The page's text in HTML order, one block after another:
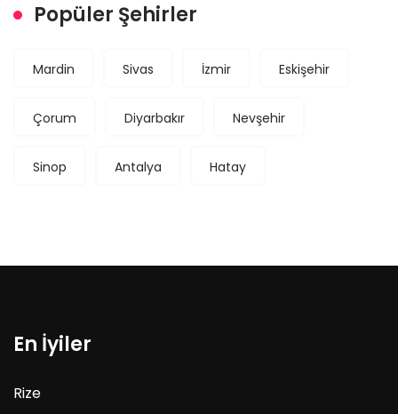
Popüler Şehirler
Mardin Sivas İzmir Eskişehir
Çorum Diyarbakır Nevşehir
Sinop Antalya Hatay
En İyiler
Rize